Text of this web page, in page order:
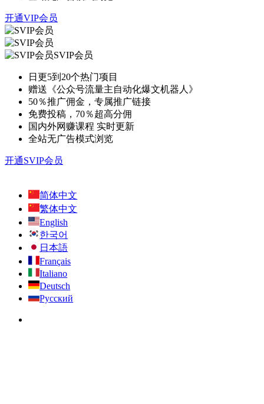
开通VIP会员
SVIP会员
日更5到20个热门项目
赠送《公众号流量主自动化爆文机器人》
50％推广佣金，专属推广链接
免费投稿，70％超高分佣
国内外网赚课程 实时更新
全站无广告模式浏览
开通SVIP会员
简体中文
繁体中文
English
한국어
日本語
Français
Italiano
Deutsch
Русский